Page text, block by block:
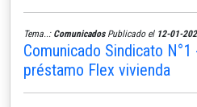
Tema..: ComunicadosPublicado el 12-01-
Comunicado Sindicato
préstamo Flex vivienda